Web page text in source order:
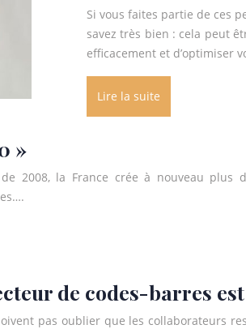
Si vous faites partie de ces
savez très bien : cela peut
efficacement et d’optimiser
Lire la suite
»
la France crée à nouveau plus
de codes-barres
pas oublier que les collaborateurs